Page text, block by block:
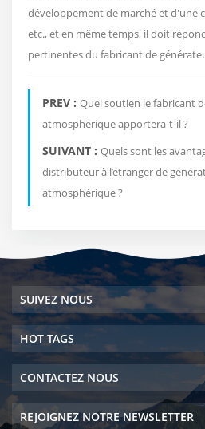
développement de marché et d'une
etc., et en même temps, il doit
pertinentes du fabricant de
PREV : Quel soutien le fabricant
atmosphérique apportera-t-il ?
SUIVANT : Quels sont les
distributeur à l’étranger de
atmosphérique ?
SUIVEZ NOUS
HOT TAGS
CONTACTEZ NOUS
REJOIGNEZ NOTRE NEWSLETTER